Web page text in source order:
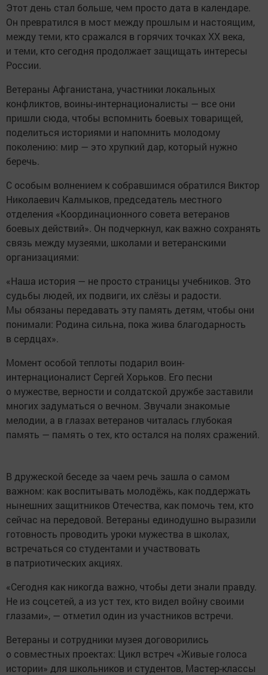
Этот день стал больше, чем просто дата в календаре.
Он превратился в мост между прошлым и настоящим,
между теми, кто сражался в горячих точках XX века,
и теми, кто сегодня продолжает защищать интересы
России.
Ветераны Афганистана, участники локальных
конфликтов, воины-интернационалисты — все они
пришли сюда, чтобы вспомнить боевых товарищей,
поделиться историями и напомнить молодому
поколению: мир — это хрупкий дар, который нужно
беречь.
С особым волнением к собравшимся обратился Виктор
Николаевич Калмыков, председатель местного
отделения «Координационного совета ветеранов
боевых действий». Он подчеркнул, как важно сохранять
связь между музеями, школами и ветеранскими
организациями:
«Наша история — не просто страницы учебников. Это
судьбы людей, их подвиги, их слёзы и радости.
Мы обязаны передавать эту память детям, чтобы они
понимали: Родина сильна, пока жива благодарность
в сердцах».
Момент особой теплоты подарил воин-
интернационалист Сергей Хорьков. Его песни
о мужестве, верности и солдатской дружбе заставили
многих задуматься о вечном. Звучали знакомые
мелодии, а в глазах ветеранов читалась глубокая
память — память о тех, кто остался на полях сражений.
В дружеской беседе за чаем речь зашла о самом
важном: как воспитывать молодёжь, как поддержать
нынешних защитников Отечества, как помочь тем, кто
сейчас на передовой. Ветераны единодушно выразили
готовность проводить уроки мужества в школах,
встречаться со студентами и участвовать
в патриотических акциях.
«Сегодня как никогда важно, чтобы дети знали правду.
Не из соцсетей, а из уст тех, кто видел войну своими
глазами», — отметил один из участников встречи.
Ветераны и сотрудники музея договорились
о совместных проектах: Цикл встреч «Живые голоса
истории» для школьников и студентов, Мастер-классы